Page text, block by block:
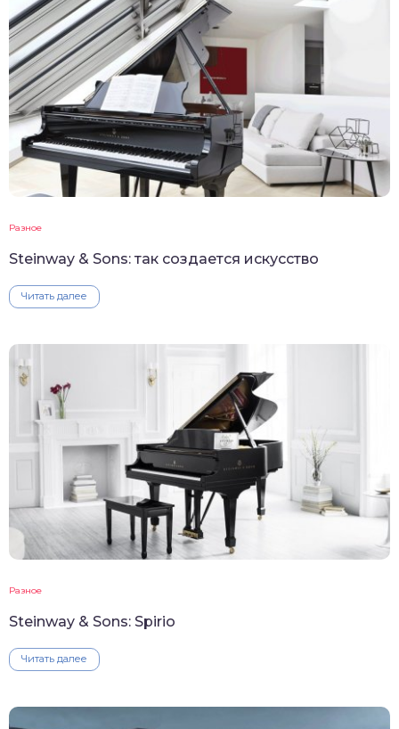
Разное
Steinway & Sons: так создается искусство
Читать далее
Разное
Steinway & Sons: Spirio
Читать далее